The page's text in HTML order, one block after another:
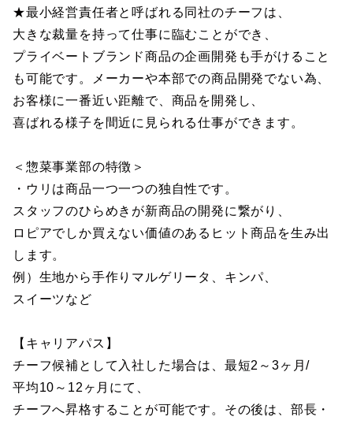
★最小経営責任者と呼ばれる同社のチーフは、
大きな裁量を持って仕事に臨むことができ、
プライベートブランド商品の企画開発も手がけること
も可能です。メーカーや本部での商品開発でない為、
お客様に一番近い距離で、商品を開発し、
喜ばれる様子を間近に見られる仕事ができます。
＜惣菜事業部の特徴＞
・ウリは商品一つ一つの独自性です。
スタッフのひらめきが新商品の開発に繋がり、
ロピアでしか買えない価値のあるヒット商品を生み出
します。
例）生地から手作りマルゲリータ、キンパ、
スイーツなど
【キャリアパス】
チーフ候補として入社した場合は、最短2～3ヶ月/
平均10～12ヶ月にて、
チーフへ昇格することが可能です。その後は、部長・